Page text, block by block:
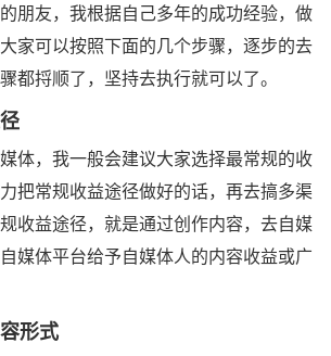
友，我根据自己多年的成功经验，做
家可以按照下面的几个步骤，逐步的去
都捋顺了，坚持去执行就可以了。
，我一般会建议大家选择最常规的收
把常规收益途径做好的话，再去搞多渠
收益途径，就是通过创作内容，去自媒
媒体平台给予自媒体人的内容收益或广
形式